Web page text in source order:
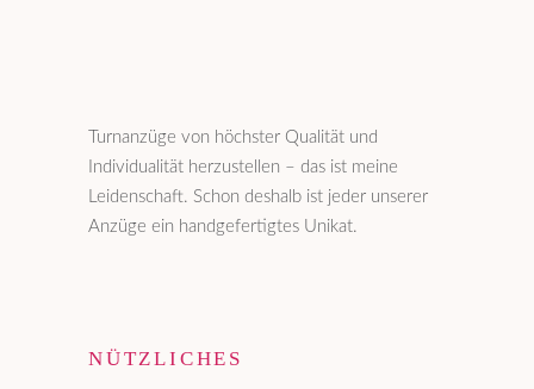
Turnanzüge von höchster Qualität und
Individualität herzustellen – das ist meine
Leidenschaft. Schon deshalb ist jeder unserer
Anzüge ein handgefertigtes Unikat.
NÜTZLICHES